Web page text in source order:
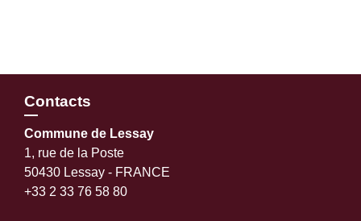
Contacts
Commune de Lessay
1, rue de la Poste
50430 Lessay - FRANCE
+33 2 33 76 58 80